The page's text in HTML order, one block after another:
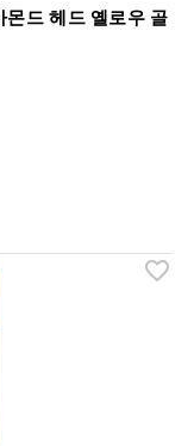
몬드 헤드 옐로우 골